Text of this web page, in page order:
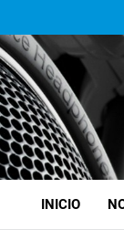
INICIO